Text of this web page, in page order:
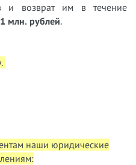
и возврат им в течение
1 млн. рублей.
наши юридические